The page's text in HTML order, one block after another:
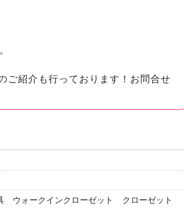
ご紹介も行っております！お問合せ
ウォークインクローゼット クローゼット